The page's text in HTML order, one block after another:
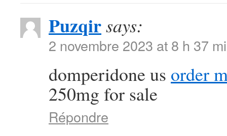
Puzqirsays:
2 novembre 2023 at 8 h 37
domperidone us order
250mg for sale
Répondre